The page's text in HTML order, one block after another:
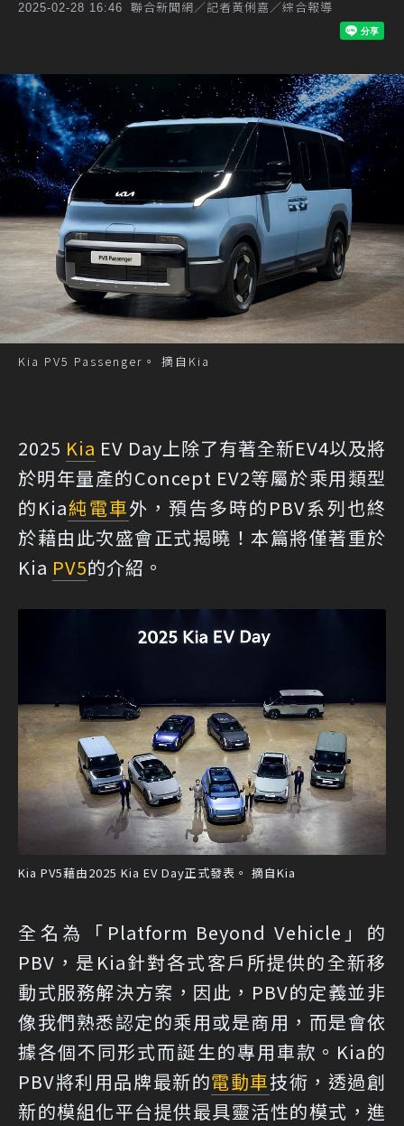
2025-02-28 16:46 聯合新聞網／記者黃俐嘉／綜合報導
Kia PV5 Passenger。 摘自Kia
2025 Kia EV Day上除了有著全新EV4以及將
於明年量產的Concept EV2等屬於乘用類型
的Kia純電車外，預告多時的PBV系列也終
於藉由此次盛會正式揭曉！本篇將僅著重於
Kia PV5的介紹。
Kia PV5藉由2025 Kia EV Day正式發表。 摘自Kia
全名為「Platform Beyond Vehicle」的
PBV，是Kia針對各式客戶所提供的全新移
動式服務解決方案，因此，PBV的定義並非
像我們熟悉認定的乘用或是商用，而是會依
據各個不同形式而誕生的專用車款。Kia的
PBV將利用品牌最新的電動車技術，透過創
新的模組化平台提供最具靈活性的模式，進